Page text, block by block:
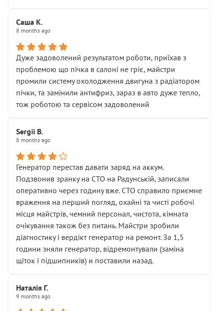
Саша К.
8 months ago
Дуже задоволений результатом роботи, приїхав з
проблемою що пічка в салоні не гріє, майстри
промили систему охолодження двигуна з радіатором
пічки, та замінили антифриз, зараз в авто дуже тепло,
тож роботою та сервісом задоволений
Sergii B.
8 months ago
Генератор перестав давати заряд на аккум.
Подзвонив зранку на СТО на Радунській, записали
оперативно через годину вже. СТО справило приємне
враження на перший погляд, охайні та чисті робочі
місця майстрів, чемний персонал, чистота, кімната
очікування також без питань. Майстри зробили
діагностику і вердікт генератор на ремонт. За 1,5
години зняли генератор, відремонтували (заміна
щіток і підшипників) и поставили назад.
Наталія Г.
9 months ago